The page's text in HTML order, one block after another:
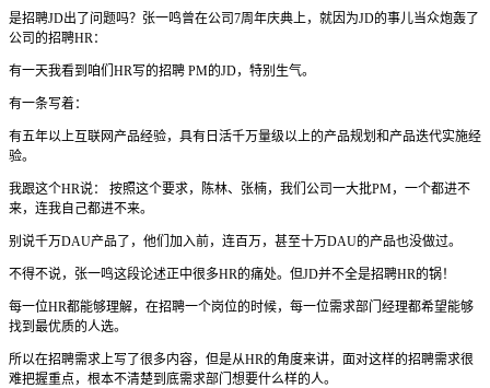
是招聘JD出了问题吗？张一鸣曾在公司7周年庆典上，就因为JD的事儿当众炮轰了
公司的招聘HR：
有一天我看到咱们HR写的招聘 PM的JD，特别生气。
有一条写着：
有五年以上互联网产品经验，具有日活千万量级以上的产品规划和产品迭代实施经
验。
我跟这个HR说： 按照这个要求，陈林、张楠，我们公司一大批PM，一个都进不
来，连我自己都进不来。
别说千万DAU产品了，他们加入前，连百万，甚至十万DAU的产品也没做过。
不得不说，张一鸣这段论述正中很多HR的痛处。但JD并不全是招聘HR的锅！
每一位HR都能够理解，在招聘一个岗位的时候，每一位需求部门经理都希望能够
找到最优质的人选。
所以在招聘需求上写了很多内容，但是从HR的角度来讲，面对这样的招聘需求很
难把握重点，根本不清楚到底需求部门想要什么样的人。